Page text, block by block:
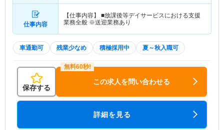
仕事内容
【仕事内容】 ■放課後等デイサービスにおける支援
業務全般 ※送迎業務あり
車通勤可 残業少なめ 積極採用中 夏～秋入職可
保存する
この求人を問い合わせる
詳細を見る